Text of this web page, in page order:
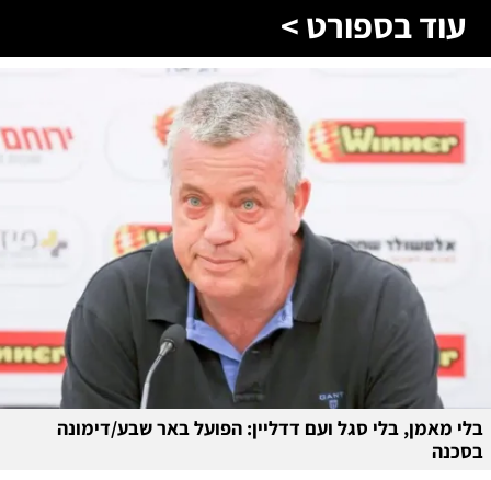
עוד בספורט >
בלי מאמן, בלי סגל ועם דדליין: הפועל באר שבע/דימונה
בסכנה